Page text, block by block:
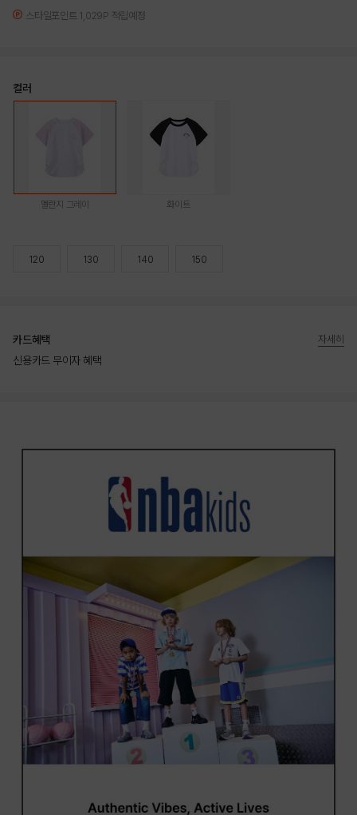
스타일포인트 1,029P 적립예정
컬러
멜란지 그레이 화이트
120 130 140 150
카드혜택
신용카드 무이자 혜택
자세히